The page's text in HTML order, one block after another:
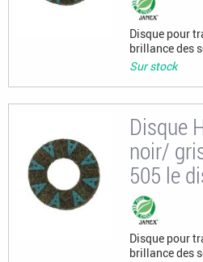
Disque pour
brillance des
Sur stock
Disque
noir/
505 le
Disque pour
brillance des